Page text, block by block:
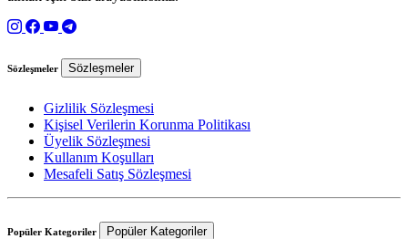
Sözleşmeler Sözleşmeler
Gizlilik Sözleşmesi
Kişisel Verilerin Korunma Politikası
Üyelik Sözleşmesi
Kullanım Koşulları
Mesafeli Satış Sözleşmesi
Popüler Kategoriler Popüler Kategoriler